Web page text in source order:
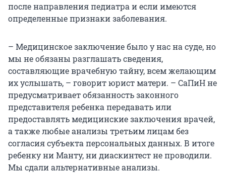
после направления педиатра и если имеются
определенные признаки заболевания.
– Медицинское заключение было у нас на суде, но
мы не обязаны разглашать сведения,
составляющие врачебную тайну, всем желающим
их услышать, – говорит юрист матери. – СаПиН не
предусматривает обязанность законного
представителя ребенка передавать или
предоставлять медицинские заключения врачей,
а также любые анализы третьим лицам без
согласия субъекта персональных данных. В итоге
ребенку ни Манту, ни диаскинтест не проводили.
Мы сдали альтернативные анализы.